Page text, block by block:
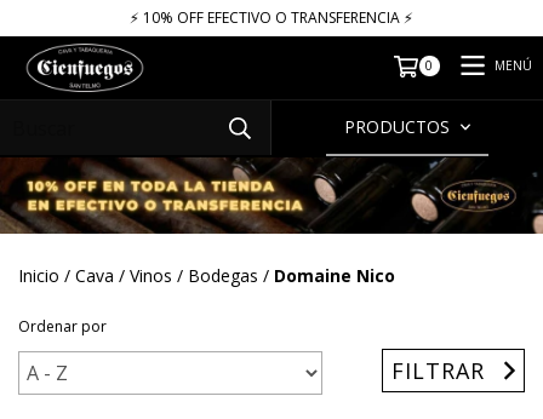
⚡​​​ 10% OFF EFECTIVO O TRANSFERENCIA ⚡​
0 MENÚ
PRODUCTOS
Inicio / Cava / Vinos / Bodegas / Domaine Nico
Ordenar por
FILTRAR